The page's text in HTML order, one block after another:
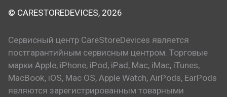
© CARESTOREDEVICES, 2026
Сервисный центр CareStoreDevices является
постгарантийным сервисным центром. Торговые
марки Apple, iPhone, iPod, iPad, Mac, iMac, iTunes,
MacBook, iOS, Mac OS, Apple Watch, AirPods, EarPods
являются зарегистрированным товарными